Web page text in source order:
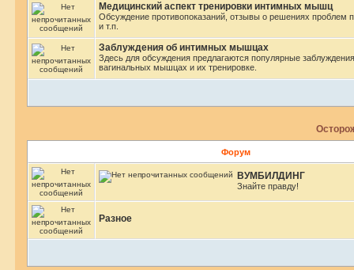
Медицинский аспект тренировки интимных мышц
Обсуждение противопоказаний, отзывы о решениях проблем
и т.п.
Заблуждения об интимных мышцах
Здесь для обсуждения предлагаются популярные
вагинальных мышцах и их тренировке.
Форум
ВУМБИЛДИНГ
Знайте правду!
Разное